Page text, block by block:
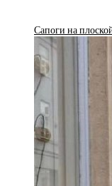
Сапоги на